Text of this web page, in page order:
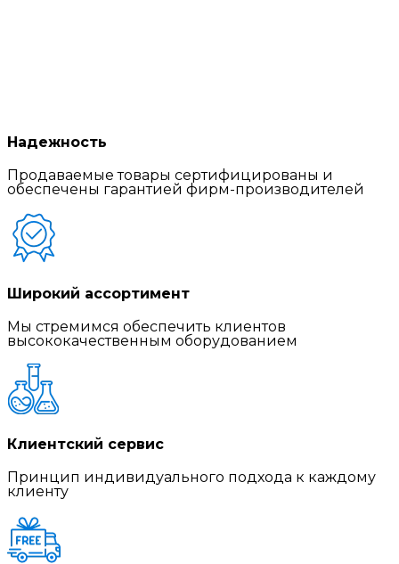
Надежность
Продаваемые товары сертифицированы и
обеспечены гарантией фирм-производителей
Широкий ассортимент
Мы стремимся обеспечить клиентов
высококачественным оборудованием
Клиентский сервис
Принцип индивидуального подхода к каждому
клиенту